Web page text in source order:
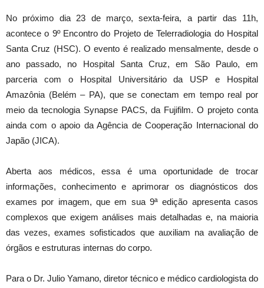
No próximo dia 23 de março, sexta-feira, a partir das 11h,
acontece o 9º Encontro do Projeto de Telerradiologia do Hospital
Santa Cruz (HSC). O evento é realizado mensalmente, desde o
ano passado, no Hospital Santa Cruz, em São Paulo, em
parceria com o Hospital Universitário da USP e Hospital
Amazônia (Belém – PA), que se conectam em tempo real por
meio da tecnologia Synapse PACS, da Fujifilm. O projeto conta
ainda com o apoio da Agência de Cooperação Internacional do
Japão (JICA).
Aberta aos médicos, essa é uma oportunidade de trocar
informações, conhecimento e aprimorar os diagnósticos dos
exames por imagem, que em sua 9ª edição apresenta casos
complexos que exigem análises mais detalhadas e, na maioria
das vezes, exames sofisticados que auxiliam na avaliação de
órgãos e estruturas internas do corpo.
Para o Dr. Julio Yamano, diretor técnico e médico cardiologista do